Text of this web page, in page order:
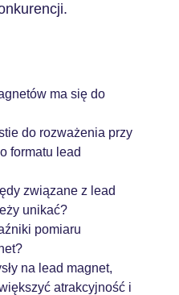
ma się do
do rozważenia przy
formatu lead
związane z lead
unikać?
pomiaru
na lead magnet,
atrakcyjność i